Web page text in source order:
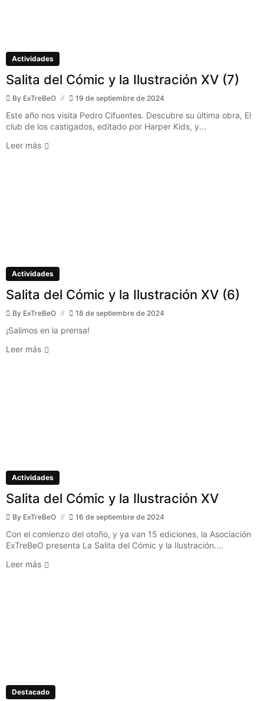
Actividades
Salita del Cómic y la Ilustración XV (7)
By ExTreBeO 19 de septiembre de 2024
Este año nos visita Pedro Cifuentes. Descubre su última obra, El
club de los castigados, editado por Harper Kids, y...
Leer más
Actividades
Salita del Cómic y la Ilustración XV (6)
By ExTreBeO 18 de septiembre de 2024
¡Salimos en la prensa!
Leer más
Actividades
Salita del Cómic y la Ilustración XV
By ExTreBeO 16 de septiembre de 2024
Con el comienzo del otoño, y ya van 15 ediciones, la Asociación
ExTreBeO presenta La Salita del Cómic y la Ilustración....
Leer más
Destacado